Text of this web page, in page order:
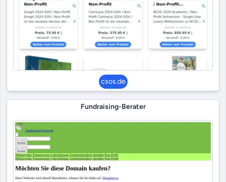
csos.de
Fundraising-Berater